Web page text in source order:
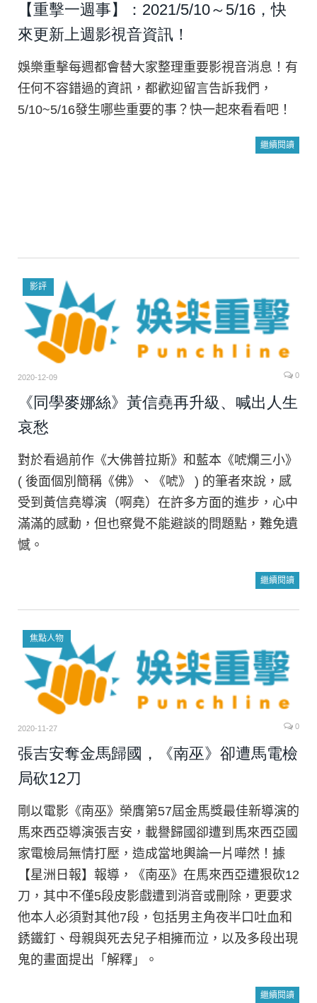
【重擊一週事】：2021/5/10～5/16，快
來更新上週影視音資訊！
娛樂重擊每週都會替大家整理重要影視音消息！有
任何不容錯過的資訊，都歡迎留言告訴我們，
5/10~5/16發生哪些重要的事？快一起來看看吧！
繼續閱讀
影評
2020-12-09 0
《同學麥娜絲》黃信堯再升級、喊出人生
哀愁
對於看過前作《大佛普拉斯》和藍本《唬爛三小》
( 後面個別簡稱《佛》、《唬》 ) 的筆者來說，感
受到黃信堯導演（啊堯）在許多方面的進步，心中
滿滿的感動，但也察覺不能避談的問題點，難免遺
憾。
繼續閱讀
焦點人物
2020-11-27 0
張吉安奪金馬歸國，《南巫》卻遭馬電檢
局砍12刀
剛以電影《南巫》榮膺第57屆金馬獎最佳新導演的
馬來西亞導演張吉安，載譽歸國卻遭到馬來西亞國
家電檢局無情打壓，造成當地輿論一片嘩然！據
【星洲日報】報導，《南巫》在馬來西亞遭狠砍12
刀，其中不僅5段皮影戲遭到消音或刪除，更要求
他本人必須對其他7段，包括男主角夜半口吐血和
銹鐵釘、母親與死去兒子相擁而泣，以及多段出現
鬼的畫面提出「解釋」。
繼續閱讀